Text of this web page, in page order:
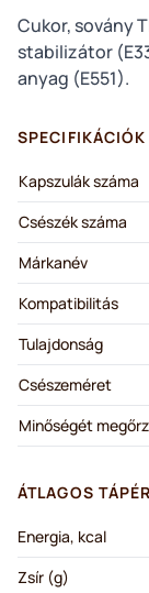
Cukor, sovány
stabilizátor
anyag (E551).
SPECIFIKÁCIÓK
Kapszulák száma
Csészék száma
Márkanév
Kompatibilitás
Tulajdonság
Csészeméret
Minőségét
ÁTLAGOS
Energia, kcal
Zsír (g)